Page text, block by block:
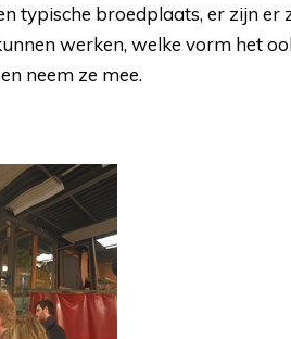
typische broedplaats, er zijn
werken, welke vorm het
neem ze mee.